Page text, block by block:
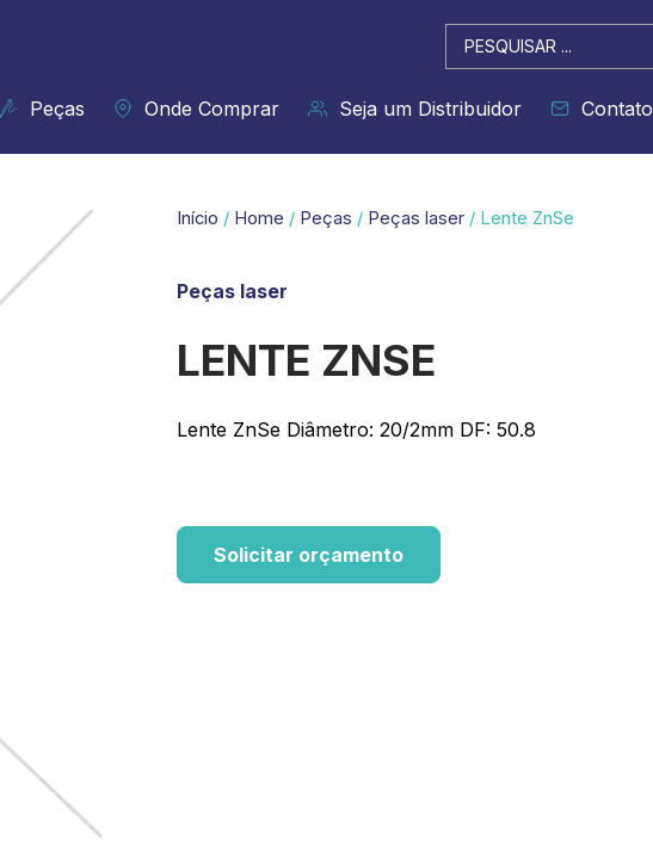
Pesquisar
...
Peças Onde Comprar Seja um Distribuidor Contato
Início / Home / Peças / Peças laser / Lente ZnSe
Peças laser
LENTE ZNSE
Lente ZnSe Diâmetro: 20/2mm DF: 50.8
Solicitar orçamento